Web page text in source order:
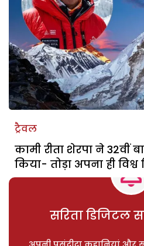
ट्रैवल
कामी रीता शेरपा ने 32वीं
किया- तोड़ा अपना ही विश्व
सरिता डिजिटल